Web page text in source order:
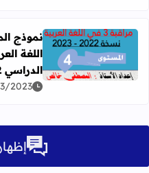
اقرأ المزيد عن نموذج
نموذج
اللغة
الدراسي 2022 _2023
2023